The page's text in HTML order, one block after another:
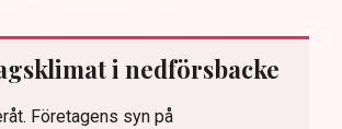
i nedförsbacke
Företagens syn på